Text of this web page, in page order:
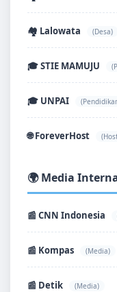
🏘️ Lalowata (Desa)
🎓 STIE MAMUJU
🎓 UNPAI
🌐 ForeverHost
🌍 Media
📰 CNN Indonesia
📰 Kompas (Media)
📰 Detik (Media)